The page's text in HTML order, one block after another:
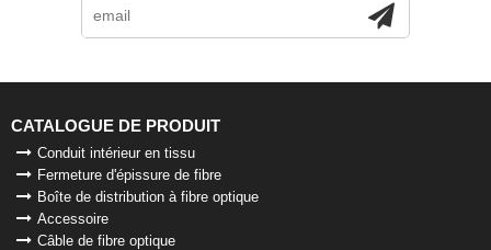
CATALOGUE DE PRODUIT
Conduit intérieur en tissu
Fermeture d'épissure de fibre
Boîte de distribution à fibre optique
Accessoire
Câble de fibre optique